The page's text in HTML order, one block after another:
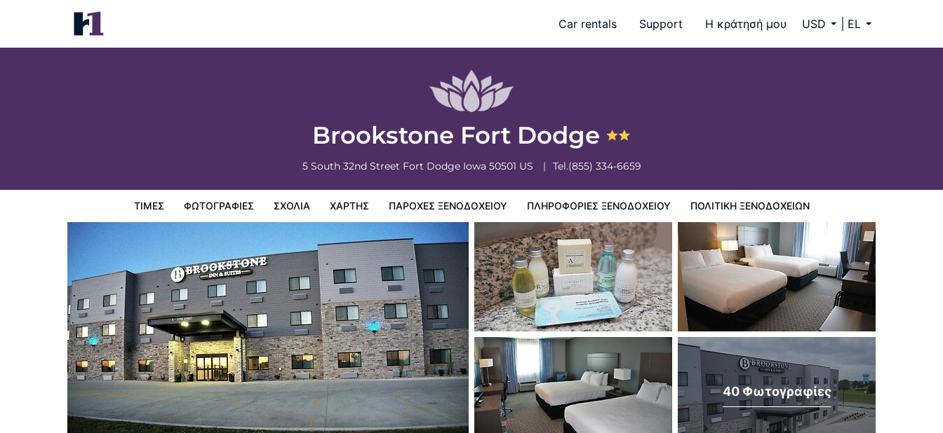
Car rentals Support Η κράτησή μου USD EL
Brookstone Fort Dodge
5 South 32nd Street Fort Dodge Iowa 50501 US Tel.(855) 334-6659
ΤΙΜΈΣ ΦΩΤΟΓΡΑΦΊΕΣ ΣΧΌΛΙΑ ΧΆΡΤΗΣ ΠΑΡΟΧΕΣ ΞΕΝΟΔΟΧΕΙΟΥ ΠΛΗΡΟΦΟΡΊΕΣ ΞΕΝΟΔΟΧΕΊΟΥ ΠΟΛΙΤΙΚΗ ΞΕΝΟΔΟΧΕΊΩΝ
Brookstone Fort Dodge
Τιμές Πολιτικη ξενοδοχείων
40 Φωτογραφίες